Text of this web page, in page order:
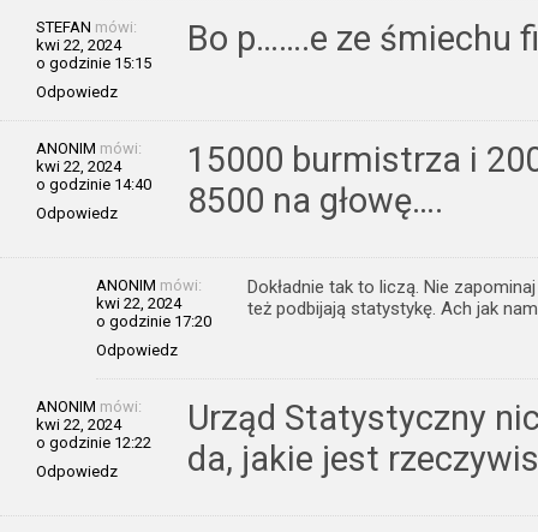
STEFAN mówi:
kwi 22, 2024
o godzinie 15:15
Odpowiedz
Bo p…….e ze śmiechu
ANONIM mówi:
kwi 22, 2024
o godzinie 14:40
Odpowiedz
15000 burmistrza i
8500 na głowę….
ANONIM mówi:
kwi 22, 2024
o godzinie 17:20
Odpowiedz
Dokładnie tak to liczą. Nie
też podbijają statystykę. Ach jak
ANONIM mówi:
kwi 22, 2024
o godzinie 12:22
Odpowiedz
Urząd Statystyczny
da, jakie jest